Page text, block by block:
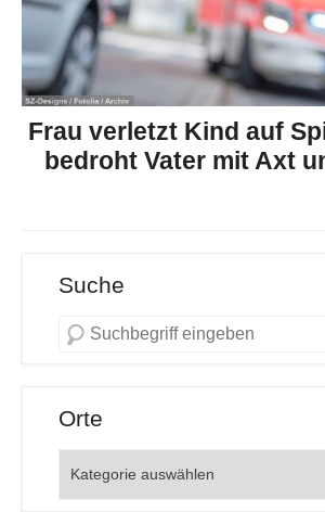
Frau verletzt Kind auf
bedroht Vater mit Axt
Suche
Orte